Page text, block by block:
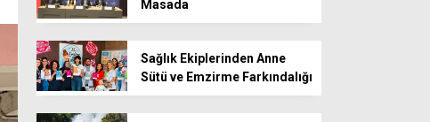
Masada
Sağlık Ekiplerinden Anne
Sütü ve Emzirme Farkındalığı